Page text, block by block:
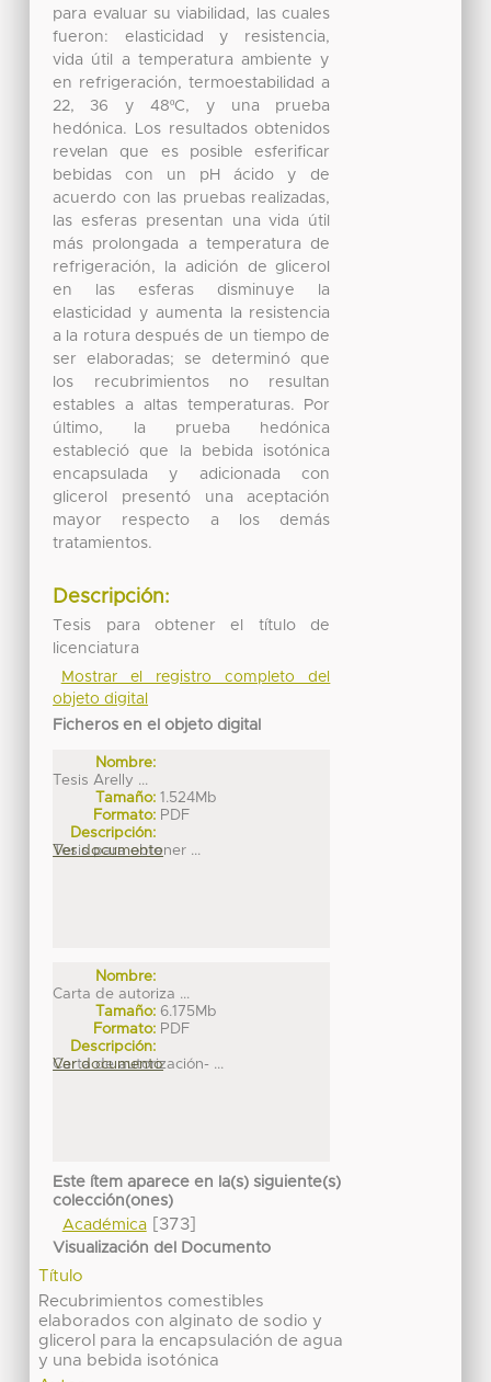
para evaluar su viabilidad, las cuales
fueron: elasticidad y resistencia,
vida útil a temperatura ambiente y
en refrigeración, termoestabilidad a
22, 36 y 48ºC, y una prueba
hedónica. Los resultados obtenidos
revelan que es posible esferificar
bebidas con un pH ácido y de
acuerdo con las pruebas realizadas,
las esferas presentan una vida útil
más prolongada a temperatura de
refrigeración, la adición de glicerol
en las esferas disminuye la
elasticidad y aumenta la resistencia
a la rotura después de un tiempo de
ser elaboradas; se determinó que
los recubrimientos no resultan
estables a altas temperaturas. Por
último, la prueba hedónica
estableció que la bebida isotónica
encapsulada y adicionada con
glicerol presentó una aceptación
mayor respecto a los demás
tratamientos.
Descripción:
Tesis para obtener el título de
licenciatura
Mostrar el registro completo del
objeto digital
Ficheros en el objeto digital
Nombre:
Tesis Arelly ...
Tamaño: 1.524Mb
Formato: PDF
Descripción:
Tesis para obtener ...
Ver documento
Nombre:
Carta de autoriza ...
Tamaño: 6.175Mb
Formato: PDF
Descripción:
Carta de autorización- ...
Ver documento
Este ítem aparece en la(s) siguiente(s)
colección(ones)
Académica[373]
Visualización del Documento
Título
Recubrimientos comestibles
elaborados con alginato de sodio y
glicerol para la encapsulación de agua
y una bebida isotónica